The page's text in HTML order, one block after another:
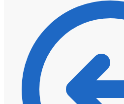
198,00 lei.
165,00 lei.